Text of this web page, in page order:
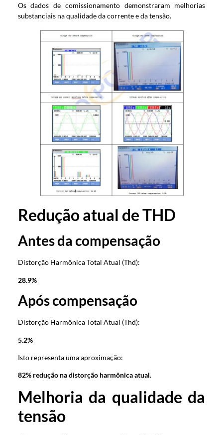
Os dados de comissionamento demonstraram melhorias
substanciais na qualidade da corrente e da tensão.
Redução atual de THD
Antes da compensação
Distorção Harmônica Total Atual (Thd):
28.9%
Após compensação
Distorção Harmônica Total Atual (Thd):
5.2%
Isto representa uma aproximação:
82% redução na distorção harmônica atual.
Melhoria da qualidade da
tensão